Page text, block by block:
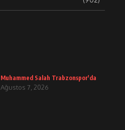
Muhammed Salah Trabzonspor'da
Ağustos 7, 2026